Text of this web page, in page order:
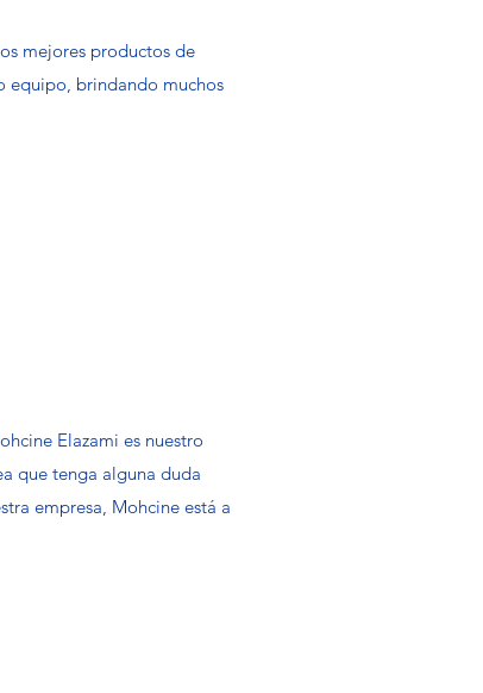
mejores productos de
equipo, brindando muchos
Elazami es nuestro
que tenga alguna duda
empresa, Mohcine está a